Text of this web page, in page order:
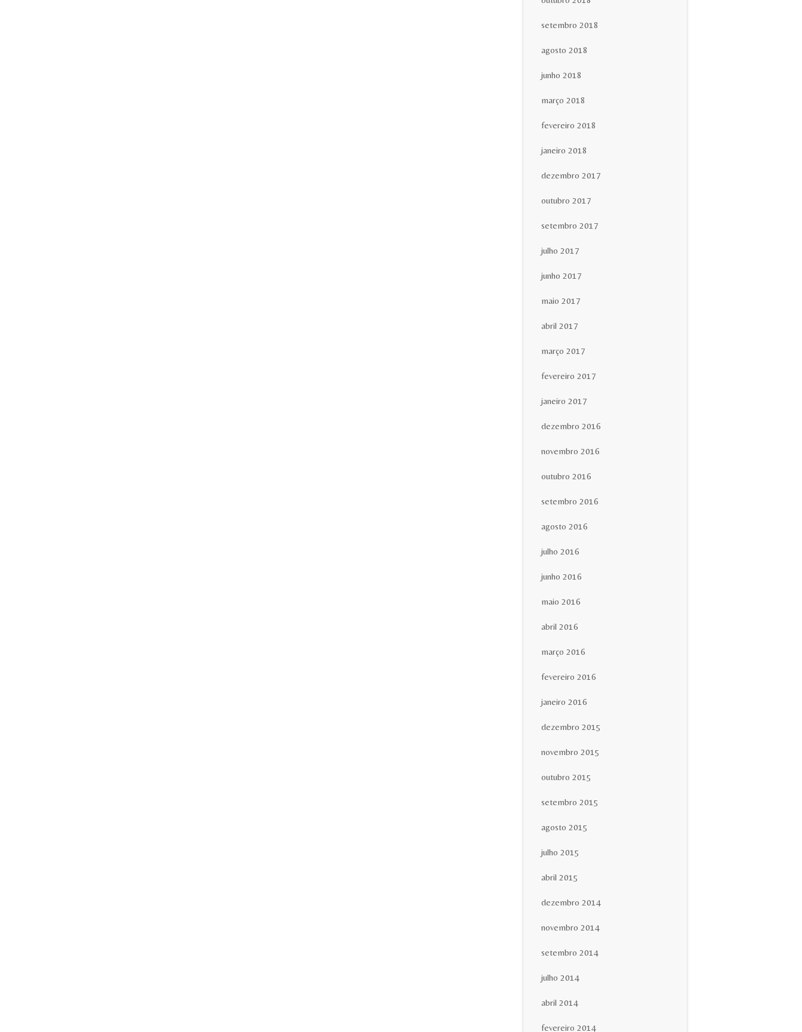
setembro 2018
agosto 2018
junho 2018
março 2018
fevereiro 2018
janeiro 2018
dezembro 2017
outubro 2017
setembro 2017
julho 2017
junho 2017
maio 2017
abril 2017
março 2017
fevereiro 2017
janeiro 2017
dezembro 2016
novembro 2016
outubro 2016
setembro 2016
agosto 2016
julho 2016
junho 2016
maio 2016
abril 2016
março 2016
fevereiro 2016
janeiro 2016
dezembro 2015
novembro 2015
outubro 2015
setembro 2015
agosto 2015
julho 2015
abril 2015
dezembro 2014
novembro 2014
setembro 2014
julho 2014
abril 2014
fevereiro 2014